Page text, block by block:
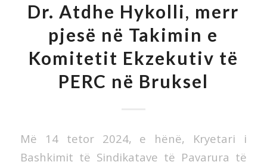
Dr. Atdhe Hykolli, merr
pjesë në Takimin e
Komitetit Ekzekutiv të
PERC në Bruksel
Më 14 tetor 2024, e hënë, Kryetari i
Bashkimit të Sindikatave të Pavarura të